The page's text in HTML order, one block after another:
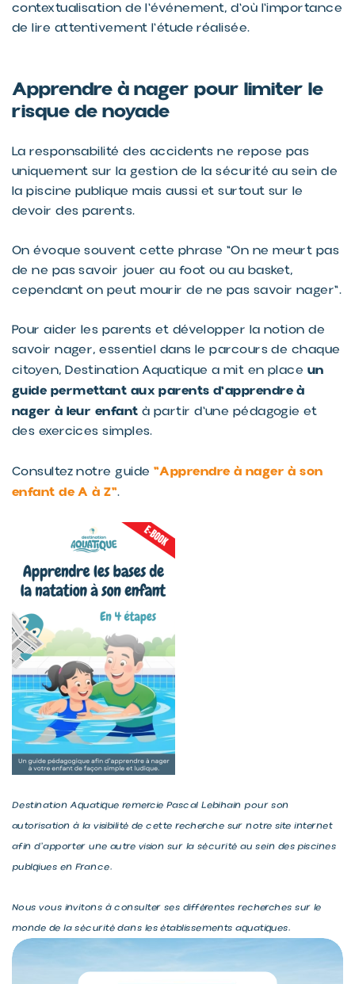
contextualisation de l'événement, d'où l'importance
de lire attentivement l'étude réalisée.
Apprendre à nager pour limiter le
risque de noyade
La responsabilité des accidents ne repose pas
uniquement sur la gestion de la sécurité au sein de
la piscine publique mais aussi et surtout sur le
devoir des parents.
On évoque souvent cette phrase "On ne meurt pas
de ne pas savoir jouer au foot ou au basket,
cependant on peut mourir de ne pas savoir nager".
Pour aider les parents et développer la notion de
savoir nager, essentiel dans le parcours de chaque
citoyen, Destination Aquatique a mit en place un
guide permettant aux parents d'apprendre à
nager à leur enfant à partir d'une pédagogie et
des exercices simples.
Consultez notre guide "Apprendre à nager à son
enfant de A à Z".
Destination Aquatique remercie Pascal Lebihain pour son
autorisation à la visibilité de cette recherche sur notre site internet
afin d’apporter une autre vision sur la sécurité au sein des piscines
publqiues en France.
Nous vous invitons à consulter ses différentes recherches sur le
monde de la sécurité dans les établissements aquatiques.